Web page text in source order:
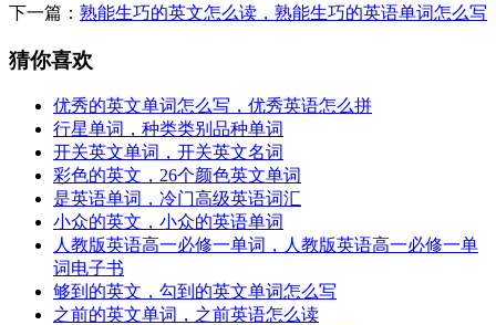
下一篇： 熟能生巧的英文怎么读，熟能生巧的英语单词怎么写
猜你喜欢
优秀的英文单词怎么写，优秀英语怎么拼
行星单词，种类类别品种单词
开关英文单词，开关英文名词
彩色的英文，26个颜色英文单词
是英语单词，冷门高级英语词汇
小众的英文，小众的英语单词
人教版英语高一必修一单词，人教版英语高一必修一单
词电子书
够到的英文，勾到的英文单词怎么写
之前的英文单词，之前英语怎么读